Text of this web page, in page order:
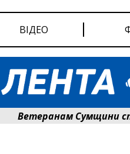
ВІДЕО
Ветеранам Сумщини